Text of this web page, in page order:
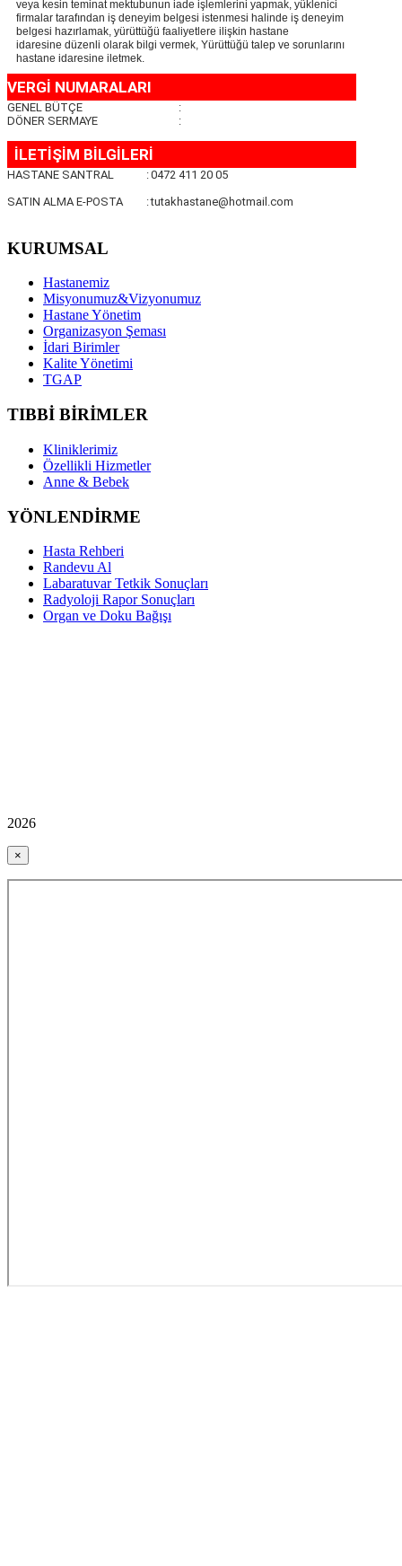
veya kesin teminat mektubunun iade işlemlerini yapmak, yüklenici
firmalar tarafından iş deneyim belgesi istenmesi halinde iş deneyim
belgesi hazırlamak, yürüttüğü faaliyetlere ilişkin hastane
idaresine düzenli olarak bilgi vermek, Yürüttüğü talep ve sorunlarını
hastane idaresine iletmek.
VERGİ NUMARALARI
GENEL BÜTÇE
:
DÖNER SERMAYE
:
İLETİŞİM BİLGİLERİ
HASTANE SANTRAL :0472 411 20 05
SATIN ALMA E-POSTA
:tutakhastane@hotmail.com
KURUMSAL
Hastanemiz
Misyonumuz&Vizyonumuz
Hastane Yönetim
Organizasyon Şeması
İdari Birimler
Kalite Yönetimi
TGAP
TIBBİ BİRİMLER
Kliniklerimiz
Özellikli Hizmetler
Anne & Bebek
YÖNLENDİRME
Hasta Rehberi
Randevu Al
Labaratuvar Tetkik Sonuçları
Radyoloji Rapor Sonuçları
Organ ve Doku Bağışı
2026
×